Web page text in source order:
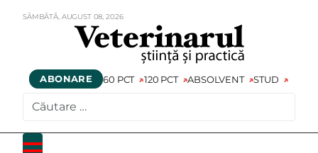
SÂMBĂTĂ, AUGUST 08,2026
ABONARE 60 PCT 120 PCT ABSOLVENT STUD